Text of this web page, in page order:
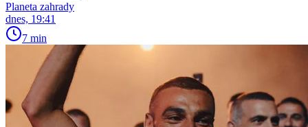
Planeta zahrady
dnes, 19:41
7 min